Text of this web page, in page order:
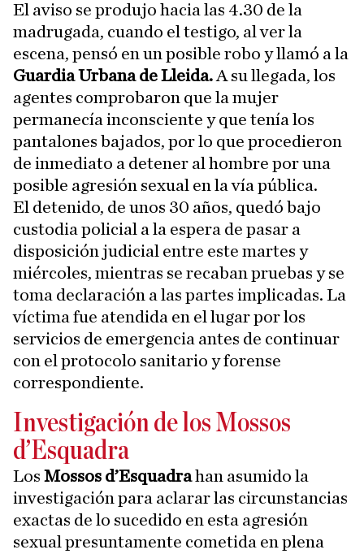
El aviso se produjo hacia las 4.30 de la
madrugada, cuando el testigo, al ver la
escena, pensó en un posible robo y llamó a la
Guardia Urbana de Lleida. A su llegada, los
agentes comprobaron que la mujer
permanecía inconsciente y que tenía los
pantalones bajados, por lo que procedieron
de inmediato a detener al hombre por una
posible agresión sexual en la vía pública.
El detenido, de unos 30 años, quedó bajo
custodia policial a la espera de pasar a
disposición judicial entre este martes y
miércoles, mientras se recaban pruebas y se
toma declaración a las partes implicadas. La
víctima fue atendida en el lugar por los
servicios de emergencia antes de continuar
con el protocolo sanitario y forense
correspondiente.
Investigación de los Mossos
d’Esquadra
Los Mossos d’Esquadrahan asumido la
investigación para aclarar las circunstancias
exactas de lo sucedido en esta agresión
sexual presuntamente cometida en plena